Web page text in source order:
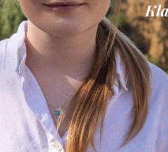
Articolo precedente
Festività, il bilancio di Buoncompagni
(Fare Ora): ” A Figline e Incisa un
segno negativo rispetto ai Comuni
vicini”